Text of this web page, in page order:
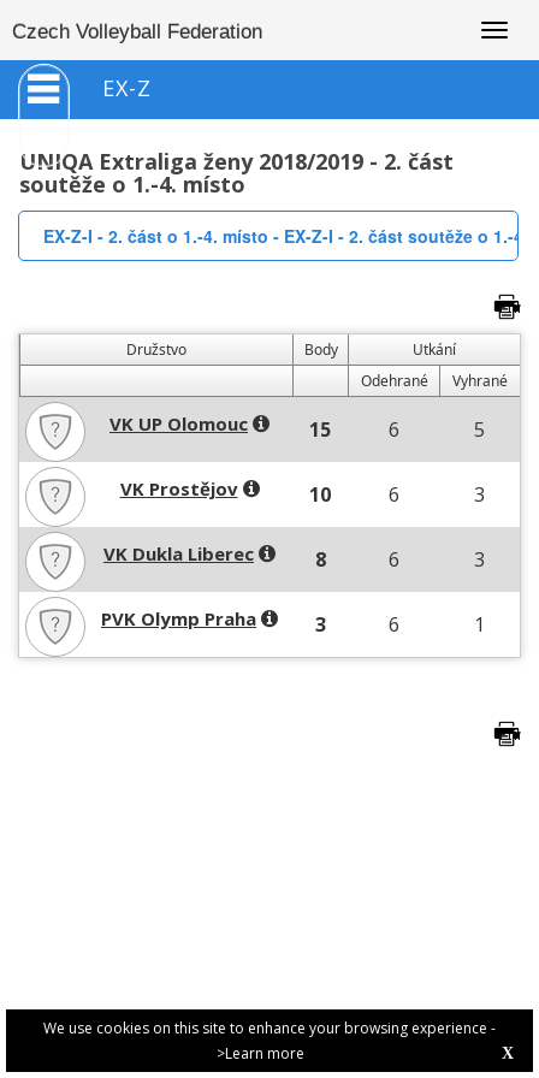
We use cookies on this site to enhance your browsing experience -
>Learn more
X
Czech Volleyball Federation
EX-Z
UNIQA Extraliga ženy 2018/2019 - 2. část
soutěže o 1.-4. místo
EX-Z-I - 2. část o 1.-4. místo - EX-Z-I - 2. část soutěže o 1.-4.
Družstvo Body
Utkání
Odehrané
Vyhrané
VK UP Olomouc 15 6 5
VK Prostějov 10 6 3
VK Dukla Liberec 8 6 3
PVK Olymp Praha 3 6 1